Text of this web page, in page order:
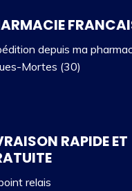
depuis ma
Mortes (30)
RAPIDE ET
relais